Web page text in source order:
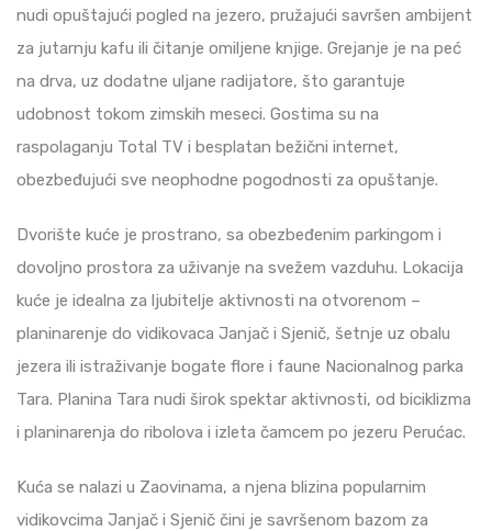
nudi opuštajući pogled na jezero, pružajući savršen ambijent
za jutarnju kafu ili čitanje omiljene knjige. Grejanje je na peć
na drva, uz dodatne uljane radijatore, što garantuje
udobnost tokom zimskih meseci. Gostima su na
raspolaganju Total TV i besplatan bežični internet,
obezbeđujući sve neophodne pogodnosti za opuštanje.
Dvorište kuće je prostrano, sa obezbeđenim parkingom i
dovoljno prostora za uživanje na svežem vazduhu. Lokacija
kuće je idealna za ljubitelje aktivnosti na otvorenom –
planinarenje do vidikovaca Janjač i Sjenič, šetnje uz obalu
jezera ili istraživanje bogate flore i faune Nacionalnog parka
Tara. Planina Tara nudi širok spektar aktivnosti, od biciklizma
i planinarenja do ribolova i izleta čamcem po jezeru Perućac.
Kuća se nalazi u Zaovinama, a njena blizina popularnim
vidikovcima Janjač i Sjenič čini je savršenom bazom za